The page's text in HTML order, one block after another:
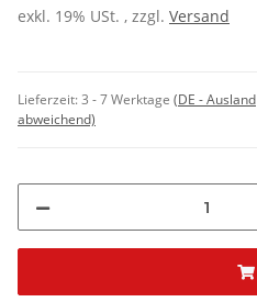
exkl. 19% USt. , zzgl. Versand
Lieferzeit:3 - 7 Werktage (DE - Ausland
abweichend)